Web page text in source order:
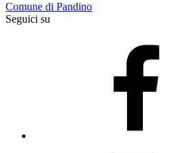
Comune di Pandino
Seguici su